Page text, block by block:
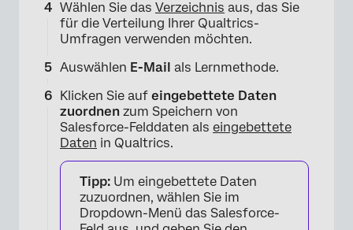
×
Wählen Sie das Verzeichnis aus, das Sie
für die Verteilung Ihrer Qualtrics-
Umfragen verwenden möchten.
Auswählen E-Mail als Lernmethode.
Klicken Sie auf eingebettete Daten
zuordnen zum Speichern von
Salesforce-Felddaten als eingebettete
Daten in Qualtrics.
Tipp: Um eingebettete Daten
zuzuordnen, wählen Sie im
Dropdown-Menü das Salesforce-